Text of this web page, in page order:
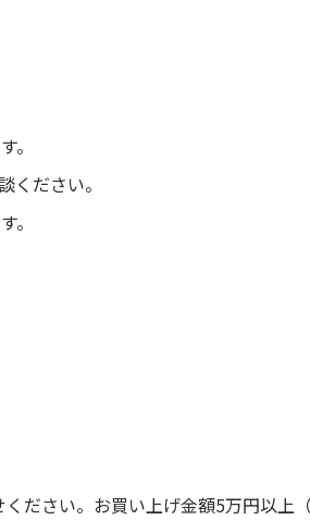
。
ください。
。
ださい。お買い上げ金額5万円以上